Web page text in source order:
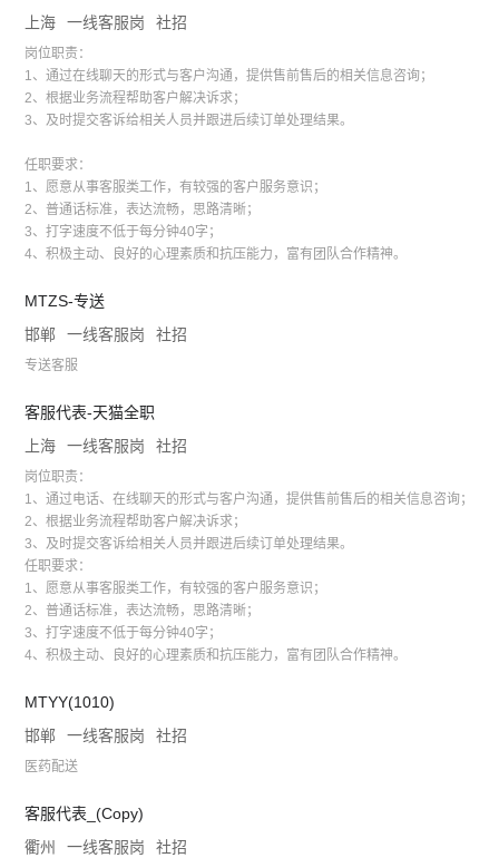
上海
一线客服岗 社招
岗位职责：
1、通过在线聊天的形式与客户沟通，提供售前售后的相关信息咨询；
2、根据业务流程帮助客户解决诉求；
3、及时提交客诉给相关人员并跟进后续订单处理结果。
任职要求：
1、愿意从事客服类工作，有较强的客户服务意识；
2、普通话标准，表达流畅，思路清晰；
3、打字速度不低于每分钟40字；
4、积极主动、良好的心理素质和抗压能力，富有团队合作精神。
MTZS-专送
邯郸
一线客服岗 社招
专送客服
客服代表-天猫全职
上海
一线客服岗 社招
岗位职责：
1、通过电话、在线聊天的形式与客户沟通，提供售前售后的相关信息咨询；
2、根据业务流程帮助客户解决诉求；
3、及时提交客诉给相关人员并跟进后续订单处理结果。
任职要求：
1、愿意从事客服类工作，有较强的客户服务意识；
2、普通话标准，表达流畅，思路清晰；
3、打字速度不低于每分钟40字；
4、积极主动、良好的心理素质和抗压能力，富有团队合作精神。
MTYY(1010)
邯郸
一线客服岗 社招
医药配送
客服代表_(Copy)
衢州
一线客服岗 社招